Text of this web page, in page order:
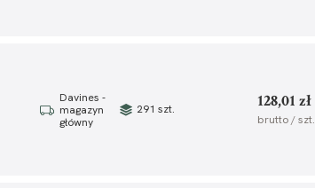
291 szt.
Davines -
magazyn
główny
128,01 zł
brutto / szt.